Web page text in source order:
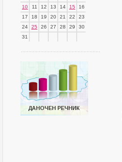
10
11 12 13 14 15
16
17
18 19 20 21 22
23
24
25 26 27 28 29
30
31